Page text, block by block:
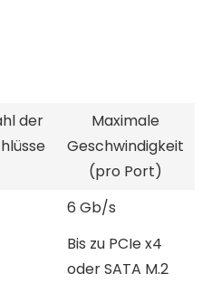
der
Maximale
Geschwindigkeit
(pro Port)
6 Gb/s
Bis zu PCIe x4
oder SATA M.2